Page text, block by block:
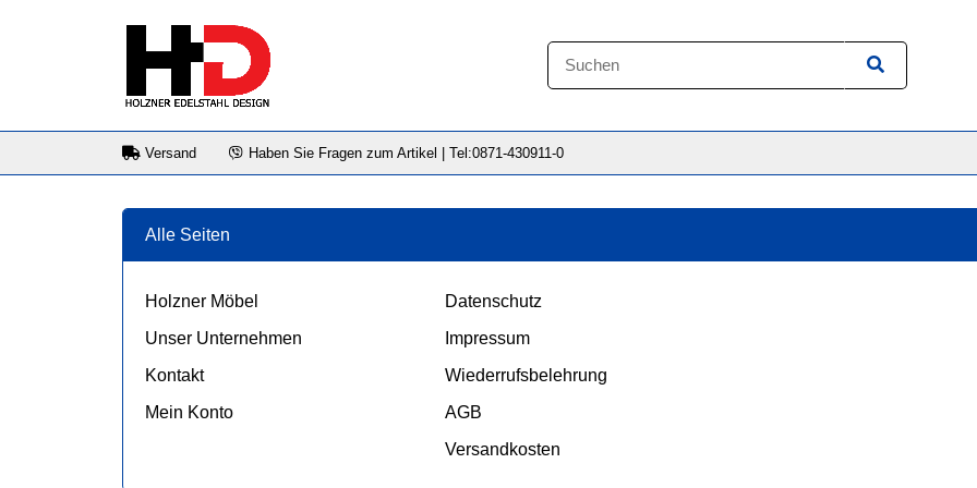
Versand Haben Sie Fragen zum Artikel | Tel:0871-430911-0
Alle Seiten
Holzner Möbel
Unser Unternehmen
Kontakt
Mein Konto
Datenschutz
Impressum
Wiederrufsbelehrung
AGB
Versandkosten